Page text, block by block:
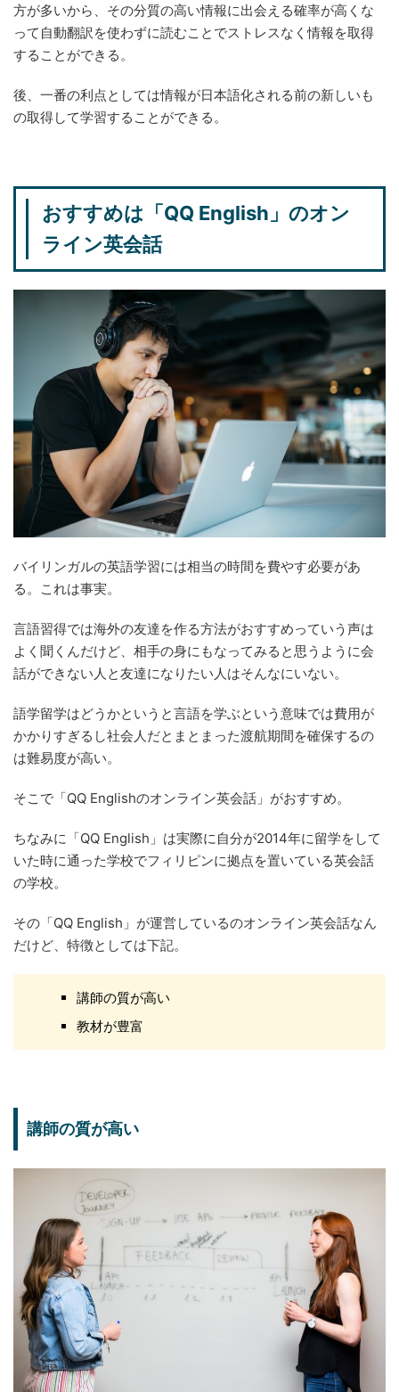
方が多いから、その分質の高い情報に出会える確率が高くな
って自動翻訳を使わずに読むことでストレスなく情報を取得
することができる。
後、一番の利点としては情報が日本語化される前の新しいも
の取得して学習することができる。
おすすめは「QQ English」のオン
ライン英会話
バイリンガルの英語学習には相当の時間を費やす必要があ
る。これは事実。
言語習得では海外の友達を作る方法がおすすめっていう声は
よく聞くんだけど、相手の身にもなってみると思うように会
話ができない人と友達になりたい人はそんなにいない。
語学留学はどうかというと言語を学ぶという意味では費用が
かかりすぎるし社会人だとまとまった渡航期間を確保するの
は難易度が高い。
そこで「QQ Englishのオンライン英会話」がおすすめ。
ちなみに「QQ English」は実際に自分が2014年に留学をして
いた時に通った学校でフィリピンに拠点を置いている英会話
の学校。
その「QQ English」が運営しているのオンライン英会話なん
だけど、特徴としては下記。
講師の質が高い
教材が豊富
講師の質が高い